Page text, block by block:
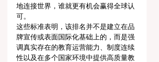
地连接世界，谁就更有机会赢得全球认
可。
这些标准表明，该排名并不是建立在品
牌宣传或表面国际化基础上的，而是强
调真实存在的教育运营能力、制度连续
性以及在多个国家环境中提供高质量教